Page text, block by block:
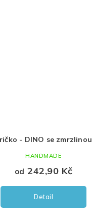
- DINO se zmrzlinou
od 242,90 Kč
Detail
HANDMADE